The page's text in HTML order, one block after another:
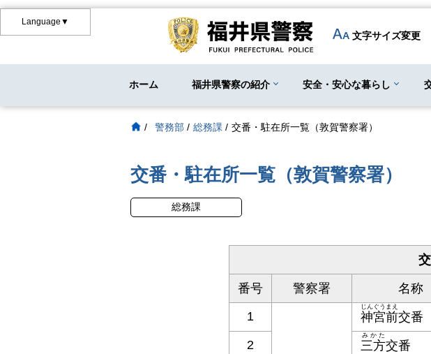
Language▼
文字サイズ変更
ホーム 福井県警察の紹介 安全・安心な暮らし
/ 警務部 / 総務課 / 交番・駐在所一覧（敦賀警察署）
交番・駐在所一覧（敦賀警察署）
総務課
番号 警察署 名称
1
神宮前
じんぐうまえ
交番
2
三方
みかた
交番